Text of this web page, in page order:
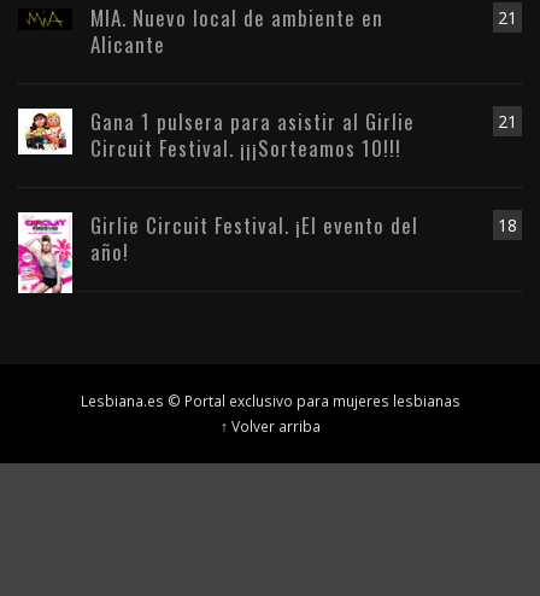
21
MIA. Nuevo local de ambiente en
Alicante
21
Gana 1 pulsera para asistir al Girlie
Circuit Festival. ¡¡¡Sorteamos 10!!!
18
Girlie Circuit Festival. ¡El evento del
año!
Lesbiana.es © Portal exclusivo para mujeres lesbianas
↑ Volver arriba